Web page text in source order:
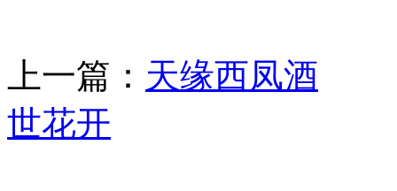
上一篇： 天缘西凤酒
世花开